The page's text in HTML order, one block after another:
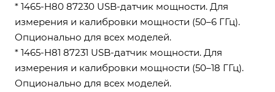
* 1465-H80 87230 USB-датчик мощности. Для
измерения и калибровки мощности (50–6 ГГц).
Опционально для всех моделей.
* 1465-H81 87231 USB-датчик мощности. Для
измерения и калибровки мощности (50–18 ГГц).
Опционально для всех моделей.